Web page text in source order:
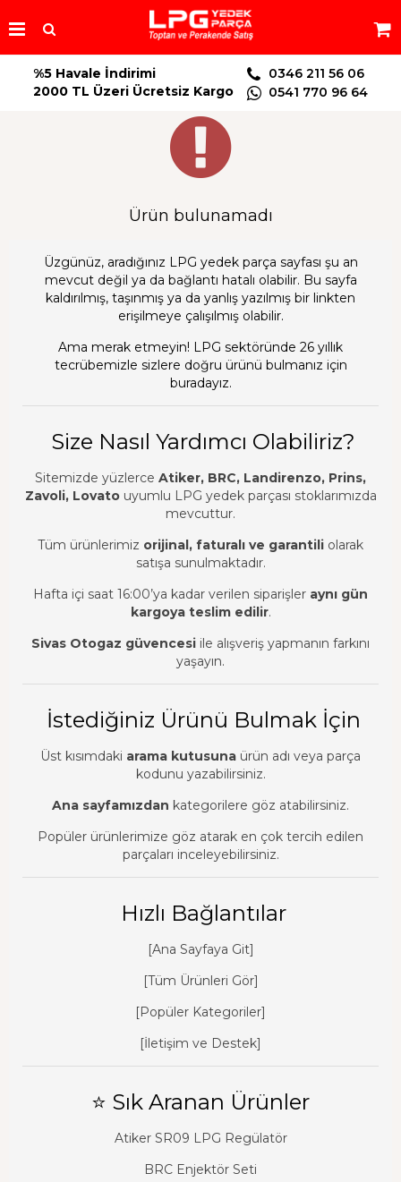
%5 Havale İndirimi
2000 TL Üzeri Ücretsiz Kargo
0346 211 56 06
0541 770 96 64
Ürün bulunamadı
Üzgünüz, aradığınız LPG yedek parça sayfası şu an
mevcut değil ya da bağlantı hatalı olabilir. Bu sayfa
kaldırılmış, taşınmış ya da yanlış yazılmış bir linkten
erişilmeye çalışılmış olabilir.
Ama merak etmeyin! LPG sektöründe 26 yıllık
tecrübemizle sizlere doğru ürünü bulmanız için
buradayız.
Size Nasıl Yardımcı Olabiliriz?
Sitemizde yüzlerce Atiker, BRC, Landirenzo, Prins,
Zavoli, Lovatouyumlu LPG yedek parçası stoklarımızda
mevcuttur.
Tüm ürünlerimiz orijinal, faturalı ve garantili olarak
satışa sunulmaktadır.
Hafta içi saat 16:00’ya kadar verilen siparişler aynı gün
kargoya teslim edilir.
Sivas Otogaz güvencesi ile alışveriş yapmanın farkını
yaşayın.
İstediğiniz Ürünü Bulmak İçin
Üst kısımdaki arama kutusuna ürün adı veya parça
kodunu yazabilirsiniz.
Ana sayfamızdan kategorilere göz atabilirsiniz.
Popüler ürünlerimize göz atarak en çok tercih edilen
parçaları inceleyebilirsiniz.
Hızlı Bağlantılar
[Ana Sayfaya Git]
[Tüm Ürünleri Gör]
[Popüler Kategoriler]
[İletişim ve Destek]
⭐ Sık Aranan Ürünler
Atiker SR09 LPG Regülatör
BRC Enjektör Seti